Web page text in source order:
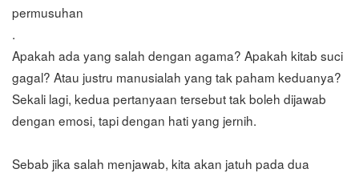
permusuhan
.
Apakah ada yang salah dengan agama? Apakah kitab suci
gagal? Atau justru manusialah yang tak paham keduanya?
Sekali lagi, kedua pertanyaan tersebut tak boleh dijawab
dengan emosi, tapi dengan hati yang jernih.
Sebab jika salah menjawab, kita akan jatuh pada dua